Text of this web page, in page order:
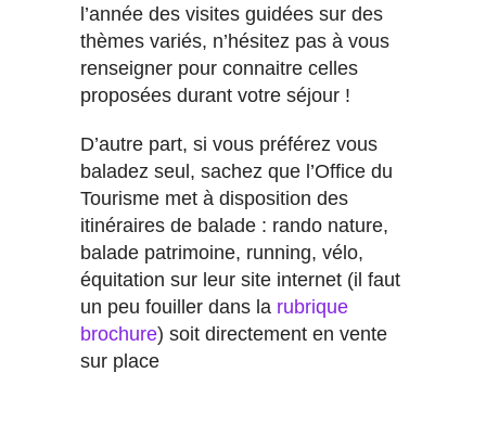
l’année des visites guidées sur des
thèmes variés, n’hésitez pas à vous
renseigner pour connaitre celles
proposées durant votre séjour !
D’autre part, si vous préférez vous
baladez seul, sachez que l’Office du
Tourisme met à disposition des
itinéraires de balade : rando nature,
balade patrimoine, running, vélo,
équitation sur leur site internet (il faut
un peu fouiller dans la rubrique
brochure) soit directement en vente
sur place